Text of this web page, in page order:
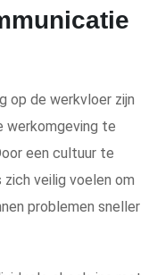
op de werkvloer zijn
werkomgeving te
een cultuur te
veilig voelen om
problemen sneller